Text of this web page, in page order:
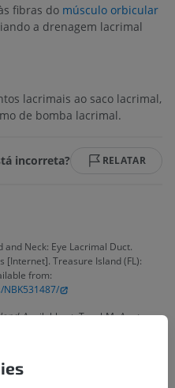
fibras do músculo orbicular
a drenagem lacrimal
lacrimais ao saco lacrimal,
de bomba lacrimal.
incorreta? RELATAR
and Neck: Eye Lacrimal Duct.
[Internet]. Treasure Island (FL):
from:
NBK531487/
. Available at: TeachMeAnatomy
42). In Gray's anatomy: The
ed., pp. ). Churchill